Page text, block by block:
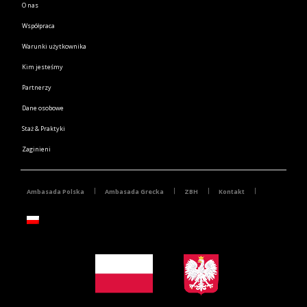
O nas
Współpraca
Warunki użytkownika
Kim jesteśmy
Partnerzy
Dane osobowe
Staż & Praktyki
Zaginieni
Ambasada Polska Ambasada Grecka ZBH Kontakt